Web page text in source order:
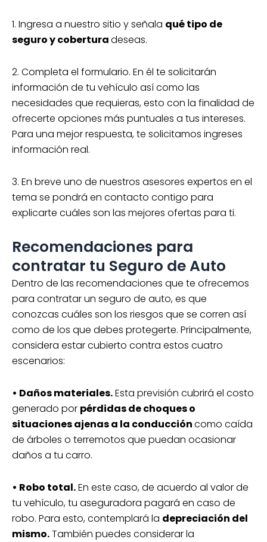
1. Ingresa a nuestro sitio y señala qué tipo de
seguro y coberturadeseas.
2. Completa el formulario. En él te solicitarán
información de tu vehículo así como las
necesidades que requieras, esto con la finalidad de
ofrecerte opciones más puntuales a tus intereses.
Para una mejor respuesta, te solicitamos ingreses
información real.
3. En breve uno de nuestros asesores expertos en el
tema se pondrá en contacto contigo para
explicarte cuáles son las mejores ofertas para ti.
Recomendaciones para
contratar tu Seguro de Auto
Dentro de las recomendaciones que te ofrecemos
para contratar un seguro de auto, es que
conozcas cuáles son los riesgos que se corren así
como de los que debes protegerte. Principalmente,
considera estar cubierto contra estos cuatro
escenarios:
• Daños materiales.Esta previsión cubrirá el costo
generado por pérdidas de choques o
situaciones ajenas a la conduccióncomo caída
de árboles o terremotos que puedan ocasionar
daños a tu carro.
• Robo total.En este caso, de acuerdo al valor de
tu vehículo, tu aseguradora pagará en caso de
robo. Para esto, contemplará la depreciación del
mismo.También puedes considerar la